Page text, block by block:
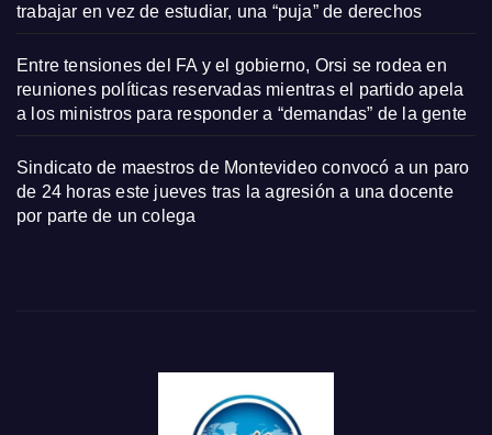
trabajar en vez de estudiar, una “puja” de derechos
Entre tensiones del FA y el gobierno, Orsi se rodea en
reuniones políticas reservadas mientras el partido apela
a los ministros para responder a “demandas” de la gente
Sindicato de maestros de Montevideo convocó a un paro
de 24 horas este jueves tras la agresión a una docente
por parte de un colega